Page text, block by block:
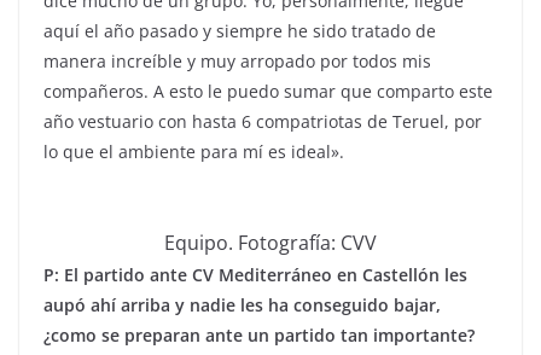
aquí el año pasado y siempre he sido tratado de
manera increíble y muy arropado por todos mis
compañeros. A esto le puedo sumar que comparto este
año vestuario con hasta 6 compatriotas de Teruel, por
lo que el ambiente para mí es ideal».
Equipo. Fotografía: CVV
P: El partido ante CV Mediterráneo en Castellón les
aupó ahí arriba y nadie les ha conseguido bajar,
¿como se preparan ante un partido tan importante?